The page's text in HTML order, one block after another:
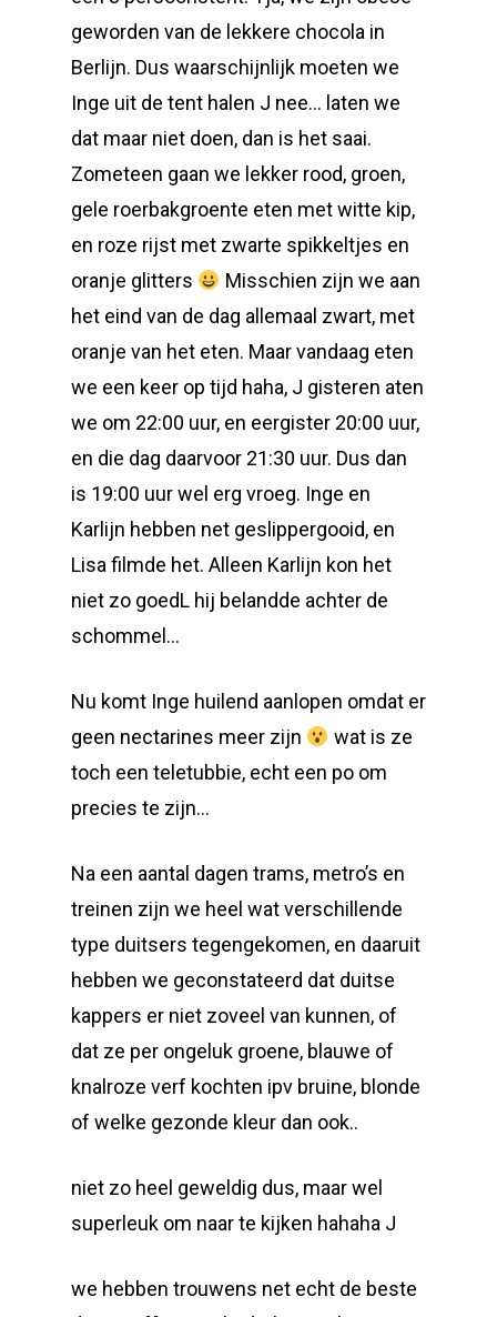
geworden van de lekkere chocola in
Berlijn. Dus waarschijnlijk moeten we
Inge uit de tent halen J nee… laten we
dat maar niet doen, dan is het saai.
Zometeen gaan we lekker rood, groen,
gele roerbakgroente eten met witte kip,
en roze rijst met zwarte spikkeltjes en
oranje glitters
Misschien zijn we aan
het eind van de dag allemaal zwart, met
oranje van het eten. Maar vandaag eten
we een keer op tijd haha, J gisteren aten
we om 22:00 uur, en eergister 20:00 uur,
en die dag daarvoor 21:30 uur. Dus dan
is 19:00 uur wel erg vroeg. Inge en
Karlijn hebben net geslippergooid, en
Lisa filmde het. Alleen Karlijn kon het
niet zo goedL hij belandde achter de
schommel…
Nu komt Inge huilend aanlopen omdat er
geen nectarines meer zijn
wat is ze
toch een teletubbie, echt een po om
precies te zijn…
Na een aantal dagen trams, metro’s en
treinen zijn we heel wat verschillende
type duitsers tegengekomen, en daaruit
hebben we geconstateerd dat duitse
kappers er niet zoveel van kunnen, of
dat ze per ongeluk groene, blauwe of
knalroze verf kochten ipv bruine, blonde
of welke gezonde kleur dan ook..
niet zo heel geweldig dus, maar wel
superleuk om naar te kijken hahaha J
we hebben trouwens net echt de beste